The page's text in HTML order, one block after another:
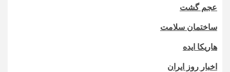
عجم گشت
ساختمان سلامت
هاریکا ایده
اخبار روز ایران